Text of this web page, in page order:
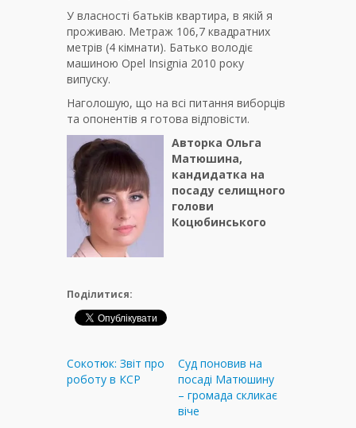
У власності батьків квартира, в якій я
проживаю. Метраж 106,7 квадратних
метрів (4 кімнати). Батько володіє
машиною Opel Insignia 2010 року
випуску.
Наголошую, що на всі питання виборців
та опонентів я готова відповісти.
Авторка Ольга
Матюшина,
кандидатка на
посаду селищного
голови
Коцюбинського
Поділитися:
Сокотюк: Звіт про
роботу в КСР
Суд поновив на
посаді Матюшину
– громада скликає
віче